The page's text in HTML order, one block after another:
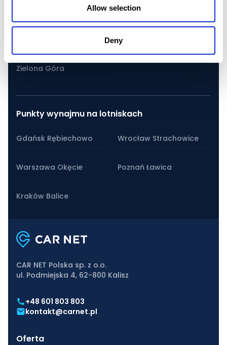
Allow selection
Deny
Wałbrzych
Wrocław
Zielona Góra
Punkty wynajmu na lotniskach
Gdańsk Rębiechowo Wrocław Strachowice
Warszawa Okęcie Poznań Ławica
Kraków Balice
CAR NET Polska sp. z o.o.
ul. Podmiejska 4, 62-800 Kalisz
+48 601 803 803
kontakt@carnet.pl
Oferta